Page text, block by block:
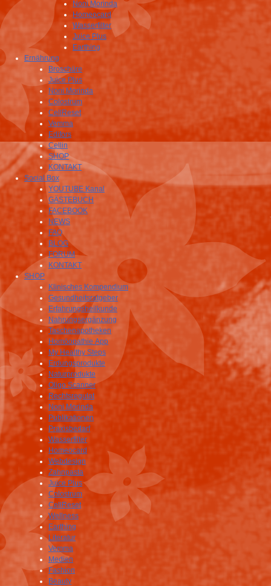
Noni Morinda
Homeocard
Wasserfilter
Juice Plus
Earthing
Ernährung
Broschüre
Juice Plus
Noni Morinda
Colostrum
CellReset
Vemma
Edifors
Cellin
SHOP
KONTAKT
Social Box
YOUTUBE Kanal
GÄSTEBUCH
FACEBOOK
NEWS
FAQ
BLOG
FORUM
KONTAKT
SHOP
Klinisches Kompendium
Gesundheitsratgeber
Erfahrungsheilkunde
Nahrungsergänzung
Taschenapotheken
Homöopathie App
My Healthy Steps
Erdungsprodukte
Naturprodukte
Oligo Scanner
Rechtsregulat
Noni Morinda
Publikationen
Praxisbedarf
Wasserfilter
Homeocard
Webdesign
Zahnpasta
Juice Plus
Colostrum
CellReset
Wellness
Earthing
Literatur
Vemma
Medien
Fashion
Beauty